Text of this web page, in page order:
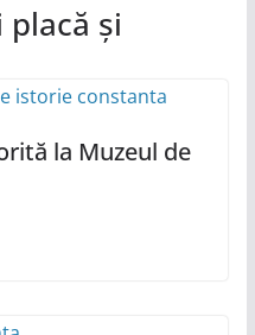
placă și
la Muzeul de